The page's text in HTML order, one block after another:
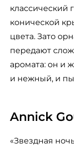
классический
конической
цвета. Зато
передают
аромата: он и
и нежный, и
Annick
«Звездная